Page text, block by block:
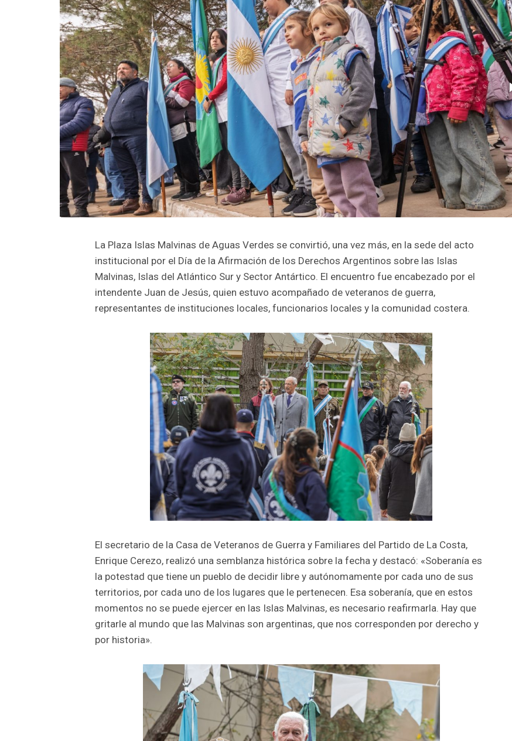
La Plaza Islas Malvinas de Aguas Verdes se convirtió, una vez más, en la sede del acto
institucional por el Día de la Afirmación de los Derechos Argentinos sobre las Islas
Malvinas, Islas del Atlántico Sur y Sector Antártico. El encuentro fue encabezado por el
intendente Juan de Jesús, quien estuvo acompañado de veteranos de guerra,
representantes de instituciones locales, funcionarios locales y la comunidad costera.
El secretario de la Casa de Veteranos de Guerra y Familiares del Partido de La Costa,
Enrique Cerezo, realizó una semblanza histórica sobre la fecha y destacó: «Soberanía es
la potestad que tiene un pueblo de decidir libre y autónomamente por cada uno de sus
territorios, por cada uno de los lugares que le pertenecen. Esa soberanía, que en estos
momentos no se puede ejercer en las Islas Malvinas, es necesario reafirmarla. Hay que
gritarle al mundo que las Malvinas son argentinas, que nos corresponden por derecho y
por historia».